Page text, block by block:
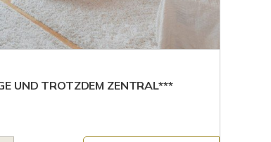
UND TROTZDEM ZENTRAL***